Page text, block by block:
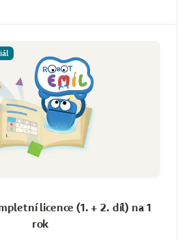
licence (1. + 2. díl) na 1
rok